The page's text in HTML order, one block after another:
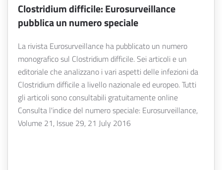
Clostridium difficile: Eurosurveillance
pubblica un numero speciale
La rivista Eurosurveillance ha pubblicato un numero
monografico sul Clostridium difficile. Sei articoli e un
editoriale che analizzano i vari aspetti delle infezioni da
Clostridium difficile a livello nazionale ed europeo. Tutti
gli articoli sono consultabili gratuitamente online
Consulta l'indice del numero speciale: Eurosurveillance,
Volume 21, Issue 29, 21 July 2016